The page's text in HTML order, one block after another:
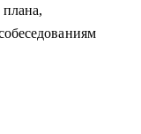
продакт